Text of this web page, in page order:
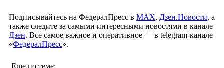
Подписывайтесь на ФедералПресс в МАХ, Дзен.Новости, а
также следите за самыми интересными новостями в канале
Дзен. Все самое важное и оперативное — в telegram-канале
«ФедералПресс».
Еще по теме: